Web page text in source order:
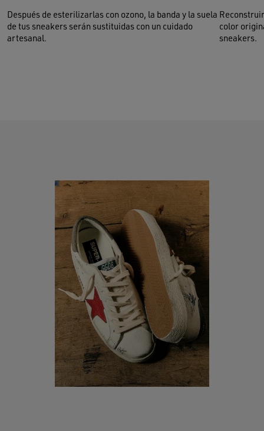
Después de esterilizarlas con ozono, la banda y la suela
de tus sneakers serán sustituidas con un cuidado
artesanal.
color
sneakers.